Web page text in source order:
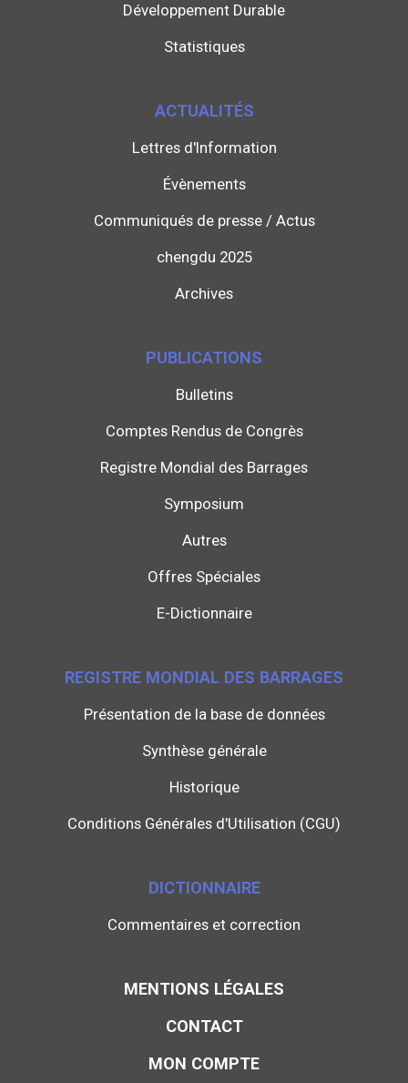
Développement Durable
Statistiques
ACTUALITÉS
Lettres d'Information
Évènements
Communiqués de presse / Actus
chengdu 2025
Archives
PUBLICATIONS
Bulletins
Comptes Rendus de Congrès
Registre Mondial des Barrages
Symposium
Autres
Offres Spéciales
E-Dictionnaire
REGISTRE MONDIAL DES BARRAGES
Présentation de la base de données
Synthèse générale
Historique
Conditions Générales d'Utilisation (CGU)
DICTIONNAIRE
Commentaires et correction
MENTIONS LÉGALES
CONTACT
MON COMPTE